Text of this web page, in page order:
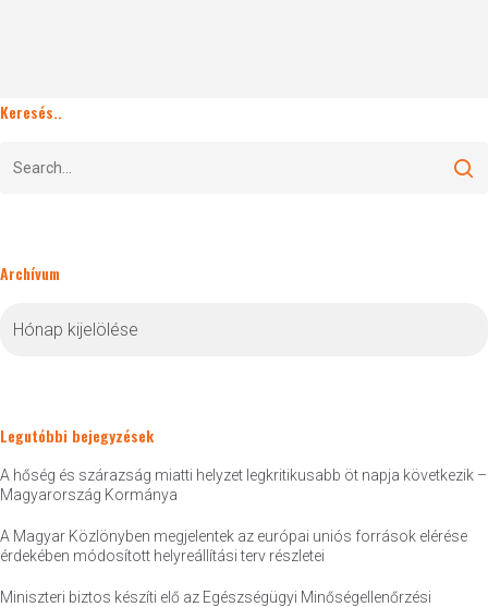
Keresés..
Archívum
Legutóbbi bejegyzések
A hőség és szárazság miatti helyzet legkritikusabb öt napja következik –
Magyarország Kormánya
A Magyar Közlönyben megjelentek az európai uniós források elérése
érdekében módosított helyreállítási terv részletei
Miniszteri biztos készíti elő az Egészségügyi Minőségellenőrzési